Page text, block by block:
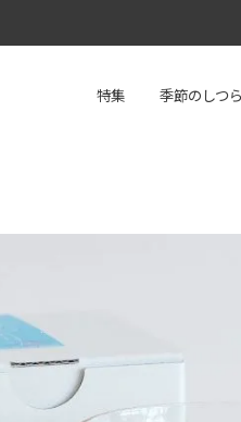
特集 季節のしつ